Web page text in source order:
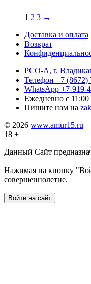
1 2 3 →
Доставка и оплата
Возврат
РСО-А, г.
Телефон +7 (8672)
WhatsApp +7-919-
Ежедневно с
Пишите нам на
© 2026 www.amur15.ru
18 +
Данный Сайт
Нажимая на кнопку
совершеннолетие.
Войти на сайт